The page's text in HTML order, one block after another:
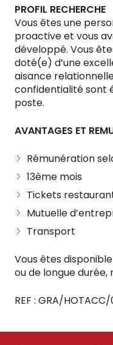
PROFIL RECHERCHE
Vous êtes une
proactive et vous
développé. Vous
doté(e) d’une
aisance
confidentialité sont
poste.
AVANTAGES ET
Rémunération
13ème mois
Tickets
Mutuelle
Transport
Vous êtes
ou de longue durée,
REF : GRA/HOTACC/